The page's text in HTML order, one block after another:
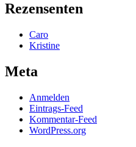
Rezensenten
Caro
Kristine
Meta
Anmelden
Eintrags-Feed
Kommentar-Feed
WordPress.org